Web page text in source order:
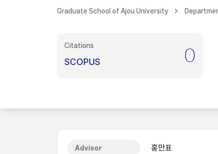
Graduate School of Ajou University
Citations
SCOPUS 0
Advisor 홍만표